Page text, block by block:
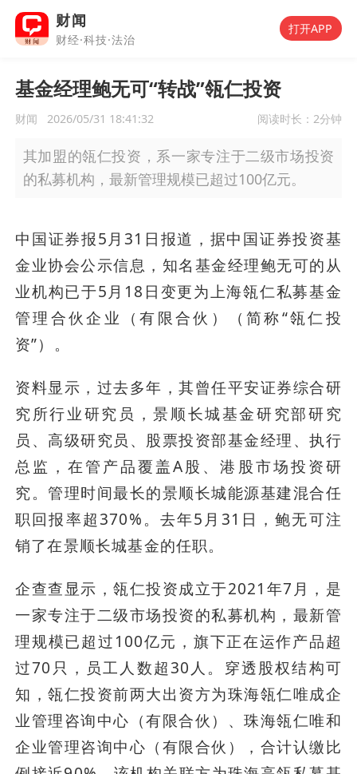
财闻
财经·科技·法治
打开APP
基金经理鲍无可“转战”瓴仁投资
财闻 2026/05/31 18:41:32 阅读时长： 2分钟
其加盟的瓴仁投资，系一家专注于二级市场投资
的私募机构，最新管理规模已超过100亿元。
中国证券报5月31日报道，据中国证券投资基
金业协会公示信息，知名基金经理鲍无可的从
业机构已于5月18日变更为上海瓴仁私募基金
管理合伙企业（有限合伙）（简称“瓴仁投
资”）。
资料显示，过去多年，其曾任平安证券综合研
究所行业研究员，景顺长城基金研究部研究
员、高级研究员、股票投资部基金经理、执行
总监，在管产品覆盖A股、港股市场投资研
究。管理时间最长的景顺长城能源基建混合任
职回报率超370%。去年5月31日，鲍无可注
销了在景顺长城基金的任职。
企查查显示，瓴仁投资成立于2021年7月，是
一家专注于二级市场投资的私募机构，最新管
理规模已超过100亿元，旗下正在运作产品超
过70只，员工人数超30人。穿透股权结构可
知，瓴仁投资前两大出资方为珠海瓴仁唯成企
业管理咨询中心（有限合伙）、珠海瓴仁唯和
企业管理咨询中心（有限合伙），合计认缴比